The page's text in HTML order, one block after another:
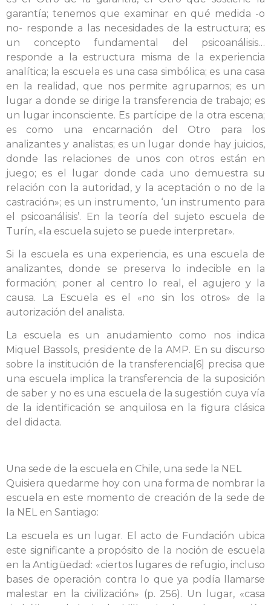
garantía; tenemos que examinar en qué medida -o
no- responde a las necesidades de la estructura; es
un concepto fundamental del psicoanálisis…
responde a la estructura misma de la experiencia
analítica; la escuela es una casa simbólica; es una casa
en la realidad, que nos permite agruparnos; es un
lugar a donde se dirige la transferencia de trabajo; es
un lugar inconsciente. Es partícipe de la otra escena;
es como una encarnación del Otro para los
analizantes y analistas; es un lugar donde hay juicios,
donde las relaciones de unos con otros están en
juego; es el lugar donde cada uno demuestra su
relación con la autoridad, y la aceptación o no de la
castración»; es un instrumento, ‘un instrumento para
el psicoanálisis’. En la teoría del sujeto escuela de
Turín, «la escuela sujeto se puede interpretar».
Si la escuela es una experiencia, es una escuela de
analizantes, donde se preserva lo indecible en la
formación; poner al centro lo real, el agujero y la
causa. La Escuela es el «no sin los otros» de la
autorización del analista.
La escuela es un anudamiento como nos indica
Miquel Bassols, presidente de la AMP. En su discurso
sobre la institución de la transferencia[6] precisa que
una escuela implica la transferencia de la suposición
de saber y no es una escuela de la sugestión cuya vía
de la identificación se anquilosa en la figura clásica
del didacta.
Una sede de la escuela en Chile, una sede la NEL
Quisiera quedarme hoy con una forma de nombrar la
escuela en este momento de creación de la sede de
la NEL en Santiago:
La escuela es un lugar. El acto de Fundación ubica
este significante a propósito de la noción de escuela
en la Antigüedad: «ciertos lugares de refugio, incluso
bases de operación contra lo que ya podía llamarse
malestar en la civilización» (p. 256). Un lugar, «casa